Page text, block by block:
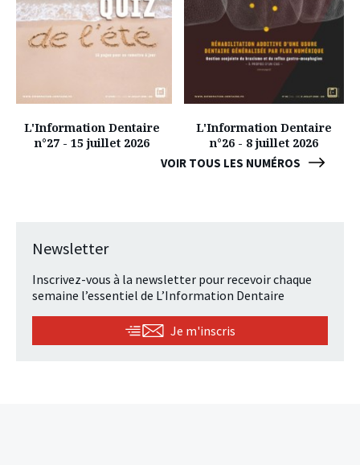
VOIR TOUS LES NUMÉROS
L'Information Dentaire
n°27 - 15 juillet 2026
L'Information Dentaire
n°26 - 8 juillet 2026
Newsletter
Inscrivez-vous à la newsletter pour recevoir chaque
semaine l’essentiel de L’Information Dentaire
Je m'inscris